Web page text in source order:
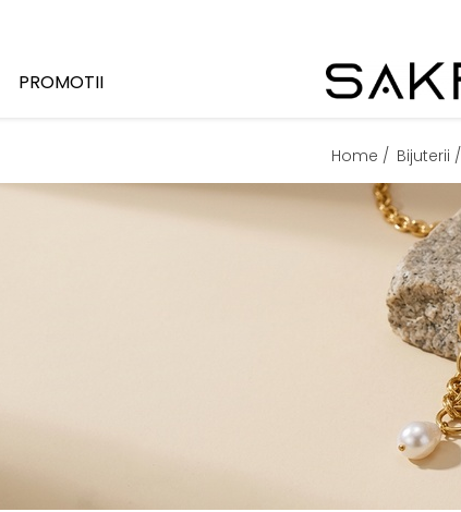
PROMOTII
Home / Bijuterii /